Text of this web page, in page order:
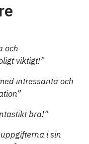
och
viktigt!”
intressanta och
bra!”
i sin